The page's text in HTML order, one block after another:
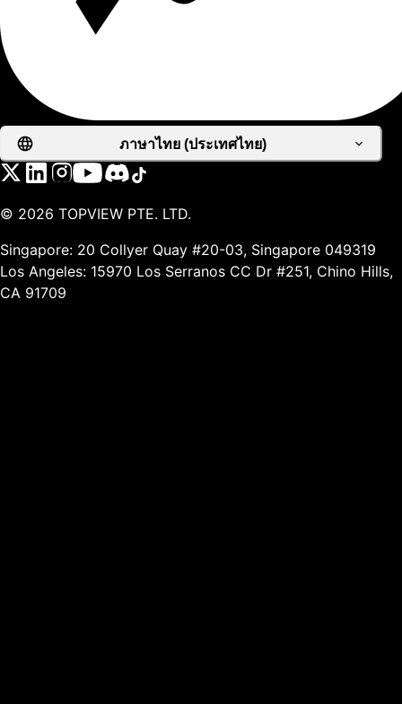
ภาษาไทย (ประเทศไทย)
© 2026 TOPVIEW PTE. LTD.
Singapore: 20 Collyer Quay #20-03, Singapore 049319
Los Angeles: 15970 Los Serranos CC Dr #251, Chino Hills,
CA 91709